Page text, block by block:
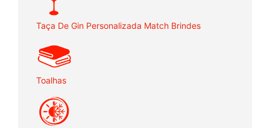
Taça De Gin Personalizada Match Brindes
Toalhas